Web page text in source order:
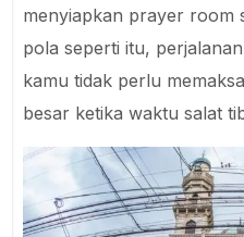
menyiapkan prayer room
pola seperti itu,
kamu tidak perlu
besar ketika waktu salat